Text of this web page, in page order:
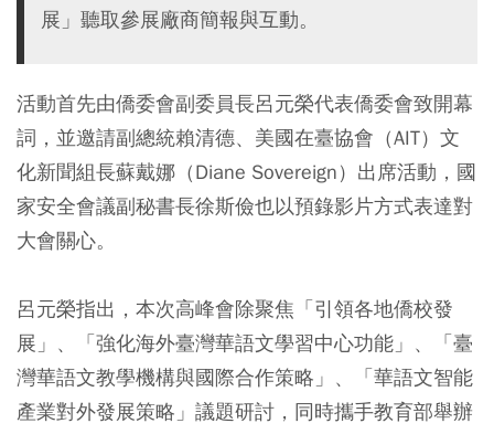
展」聽取參展廠商簡報與互動。
活動首先由僑委會副委員長呂元榮代表僑委會致開幕
詞，並邀請副總統賴清德、美國在臺協會（AIT）文
化新聞組長蘇戴娜（Diane Sovereign）出席活動，國
家安全會議副秘書長徐斯儉也以預錄影片方式表達對
大會關心。
呂元榮指出，本次高峰會除聚焦「引領各地僑校發
展」、「強化海外臺灣華語文學習中心功能」、「臺
灣華語文教學機構與國際合作策略」、「華語文智能
產業對外發展策略」議題研討，同時攜手教育部舉辦